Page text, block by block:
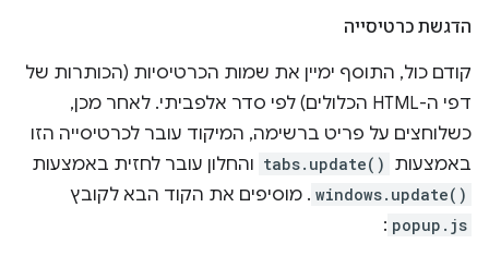
הדגשת כרטיסייה
קודם כול, התוסף ימיין את שמות הכרטיסיות (הכותרות של
דפי ה-HTML הכלולים) לפי סדר אלפביתי. לאחר מכן,
כשלוחצים על פריט ברשימה, המיקוד עובר לכרטיסייה הזו
באמצעות tabs.update() והחלון עובר לחזית באמצעות
windows.update() . מוסיפים את הקוד הבא לקובץ
popup.js
: